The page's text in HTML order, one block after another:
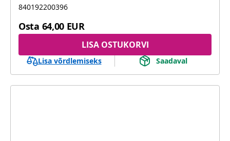
840192200396
Osta 64,00 EUR
LISA OSTUKORVI
Lisa võrdlemiseks Saadaval